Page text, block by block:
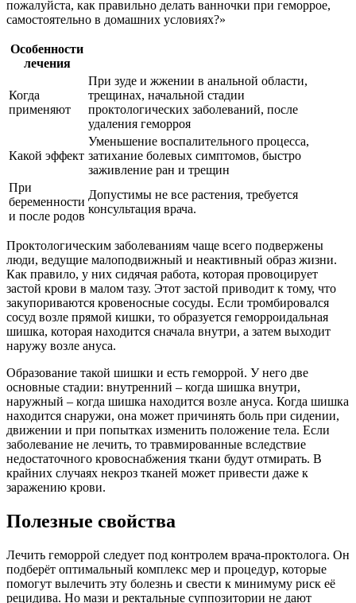
пожалуйста, как правильно делать ванночки при геморрое,
самостоятельно в домашних условиях?»
Особенности
лечения
Когда
применяют
При зуде и жжении в анальной области,
трещинах, начальной стадии
проктологических заболеваний, после
удаления геморроя
Какой эффект
Уменьшение воспалительного процесса,
затихание болевых симптомов, быстро
заживление ран и трещин
При
беременности
и после родов
Допустимы не все растения, требуется
консультация врача.
Проктологическим заболеваниям чаще всего подвержены
люди, ведущие малоподвижный и неактивный образ жизни.
Как правило, у них сидячая работа, которая провоцирует
застой крови в малом тазу. Этот застой приводит к тому, что
закупориваются кровеносные сосуды. Если тромбировался
сосуд возле прямой кишки, то образуется геморроидальная
шишка, которая находится сначала внутри, а затем выходит
наружу возле ануса.
Образование такой шишки и есть геморрой. У него две
основные стадии: внутренний – когда шишка внутри,
наружный – когда шишка находится возле ануса. Когда шишка
находится снаружи, она может причинять боль при сидении,
движении и при попытках изменить положение тела. Если
заболевание не лечить, то травмированные вследствие
недостаточного кровоснабжения ткани будут отмирать. В
крайних случаях некроз тканей может привести даже к
заражению крови.
Полезные свойства
Лечить геморрой следует под контролем врача-проктолога. Он
подберёт оптимальный комплекс мер и процедур, которые
помогут вылечить эту болезнь и свести к минимуму риск её
рецидива. Но мази и ректальные суппозитории не дают